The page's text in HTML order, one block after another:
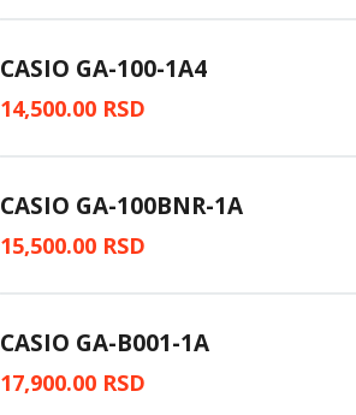
CASIO GA-100-1A4
14,500.00 RSD
CASIO GA-100BNR-1A
15,500.00 RSD
CASIO GA-B001-1A
17,900.00 RSD